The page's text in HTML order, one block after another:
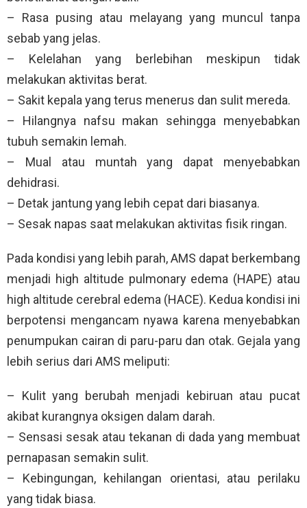
– Rasa pusing atau melayang yang muncul tanpa
sebab yang jelas.
– Kelelahan yang berlebihan meskipun tidak
melakukan aktivitas berat.
– Sakit kepala yang terus menerus dan sulit mereda.
– Hilangnya nafsu makan sehingga menyebabkan
tubuh semakin lemah.
– Mual atau muntah yang dapat menyebabkan
dehidrasi.
– Detak jantung yang lebih cepat dari biasanya.
– Sesak napas saat melakukan aktivitas fisik ringan.
Pada kondisi yang lebih parah, AMS dapat berkembang
menjadi high altitude pulmonary edema (HAPE) atau
high altitude cerebral edema (HACE). Kedua kondisi ini
berpotensi mengancam nyawa karena menyebabkan
penumpukan cairan di paru-paru dan otak. Gejala yang
lebih serius dari AMS meliputi:
– Kulit yang berubah menjadi kebiruan atau pucat
akibat kurangnya oksigen dalam darah.
– Sensasi sesak atau tekanan di dada yang membuat
pernapasan semakin sulit.
– Kebingungan, kehilangan orientasi, atau perilaku
yang tidak biasa.